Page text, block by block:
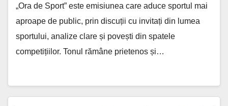
„Ora de Sport” este emisiunea care aduce sportul mai
aproape de public, prin discuții cu invitați din lumea
sportului, analize clare și povești din spatele
competițiilor. Tonul rămâne prietenos și…